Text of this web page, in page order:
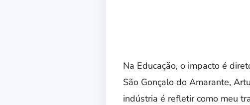
Na Educação, o impacto é
São Gonçalo do Amarante,
indústria é refletir como meu